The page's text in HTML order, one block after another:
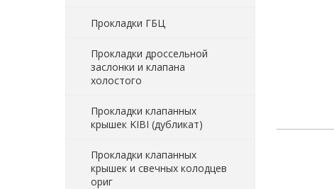
Прокладки ГБЦ
Прокладки дроссельной
заслонки и клапана
холостого
Прокладки клапанных
крышек KIBI (дубликат)
Прокладки клапанных
крышек и свечных колодцев
ориг